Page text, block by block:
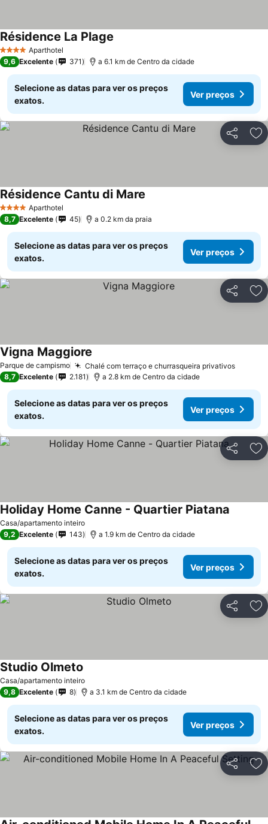
4 EstrelasAparthotel
Résidence La Plage
9,6 Excelente 371 a 6.1 km de Centro da cidade
Selecione as datas para ver os preços
exatos.
Ver preços
Partilhar
4 EstrelasAparthotel
Résidence Cantu di Mare
8,7 Excelente 45 a 0.2 km da praia
Selecione as datas para ver os preços
exatos.
Ver preços
Partilhar
Parque de campismo Chalé com terraço e churrasqueira privativos
Vigna Maggiore
8,7 Excelente 2.181 a 2.8 km de Centro da cidade
Selecione as datas para ver os preços
exatos.
Ver preços
Partilhar
Casa/apartamento inteiro
Holiday Home Canne - Quartier Piatana
9,2 Excelente 143 a 1.9 km de Centro da cidade
Selecione as datas para ver os preços
exatos.
Ver preços
Partilhar
Casa/apartamento inteiro
Studio Olmeto
9,8 Excelente 8 a 3.1 km de Centro da cidade
Selecione as datas para ver os preços
exatos.
Ver preços
Partilhar